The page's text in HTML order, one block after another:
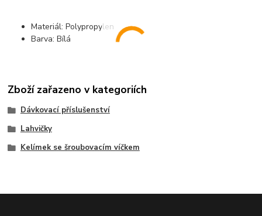
Materiál: Polypropylen
Barva: Bílá
Zboží zařazeno v kategoriích
Dávkovací příslušenství
Lahvičky
Kelímek se šroubovacím víčkem